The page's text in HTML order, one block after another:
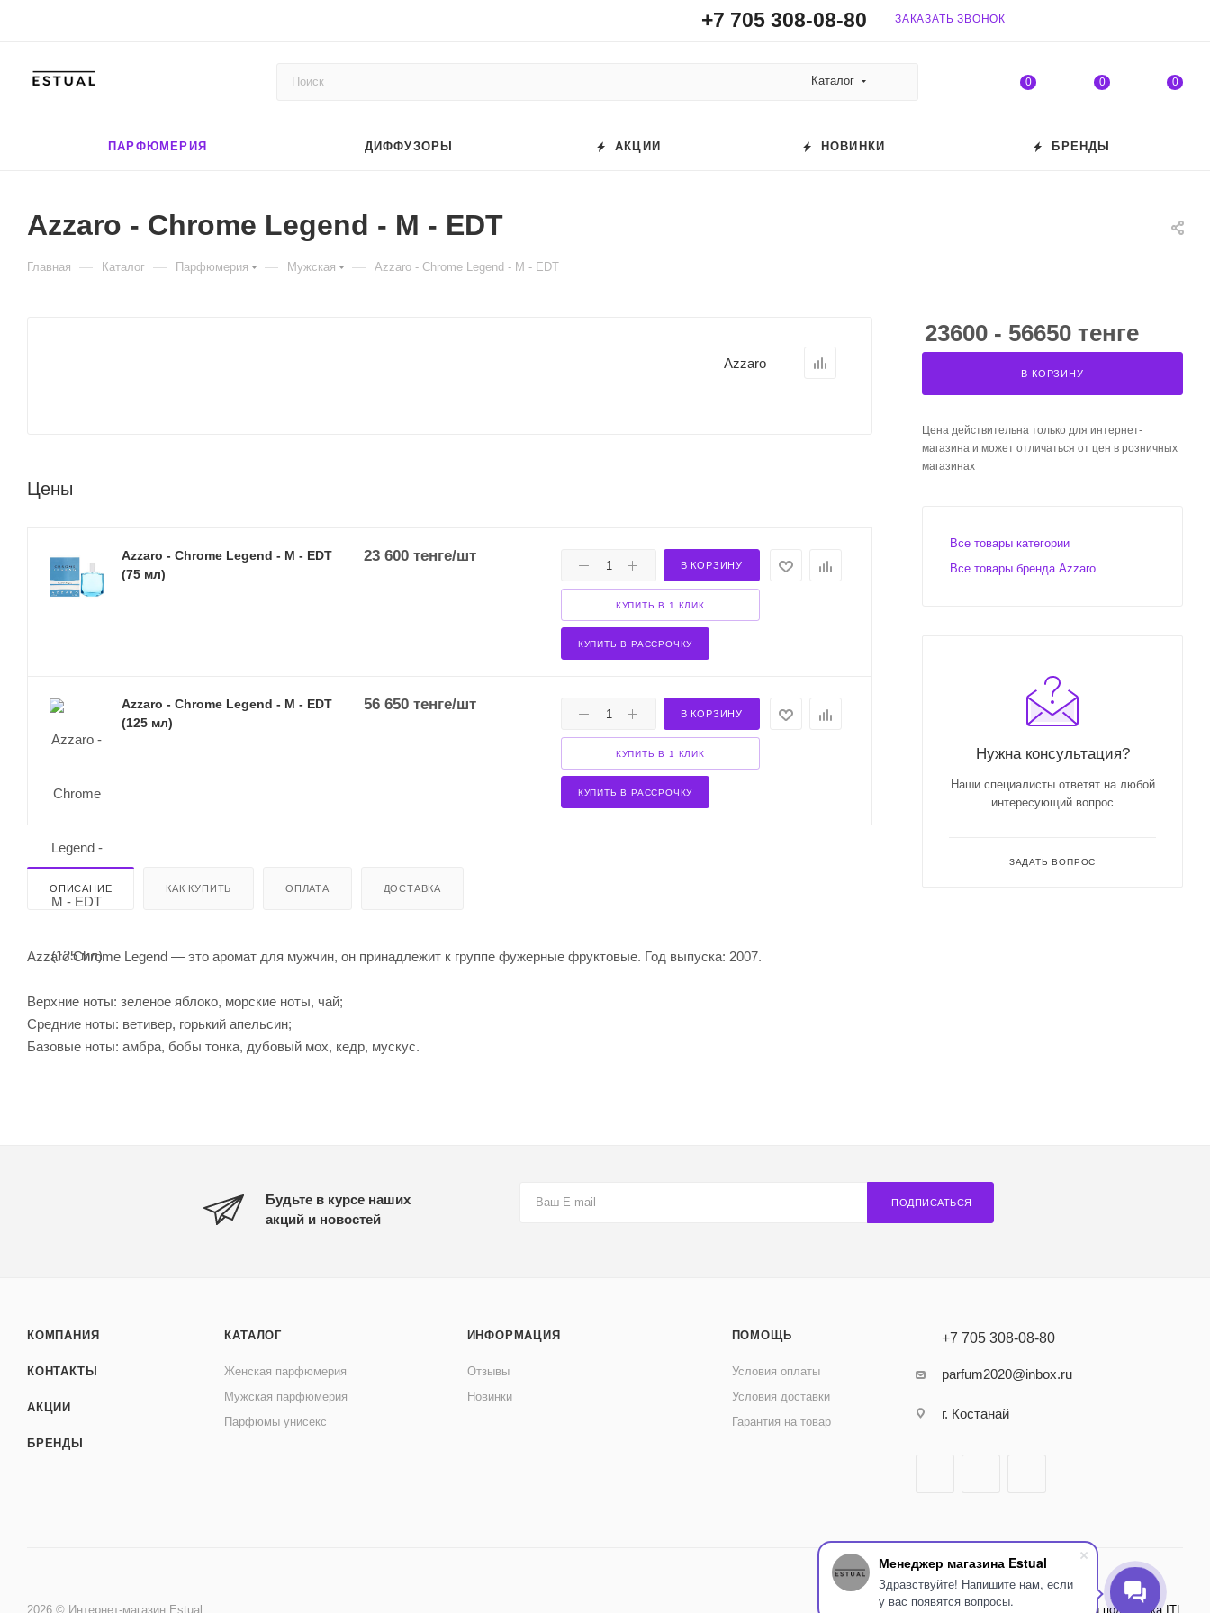
Менеджер магазина Estual
Здравствуйте! Напишите нам, если
у вас появятся вопросы.
+7 705 308-08-80 ЗАКАЗАТЬ ЗВОНОК
Каталог 0 0 0
ПАРФЮМЕРИЯ ДИФФУЗОРЫ АКЦИИ НОВИНКИ БРЕНДЫ
Azzaro - Chrome Legend - M - EDT
Главная — Каталог — Парфюмерия — Мужская — Azzaro - Chrome Legend - M - EDT
Azzaro
Цены
Azzaro - Chrome Legend - M - EDT
(75 мл)
23 600тенге/шт
В КОРЗИНУ
КУПИТЬ В 1 КЛИК
КУПИТЬ В РАССРОЧКУ
Azzaro - Chrome Legend - M - EDT
(125 мл)
56 650тенге/шт
В КОРЗИНУ
КУПИТЬ В 1 КЛИК
КУПИТЬ В РАССРОЧКУ
ОПИСАНИЕ КАК КУПИТЬ ОПЛАТА ДОСТАВКА
Azzaro Chrome Legend — это аромат для мужчин, он принадлежит к группе фужерные фруктовые. Год выпуска: 2007.
Верхние ноты: зеленое яблоко, морские ноты, чай;
Средние ноты: ветивер, горький апельсин;
Базовые ноты: амбра, бобы тонка, дубовый мох, кедр, мускус.
23600 - 56650 тенге
В КОРЗИНУ
Цена действительна только для интернет-
магазина и может отличаться от цен в розничных
магазинах
Все товары категории
Все товары бренда Azzaro
Нужна консультация?
Наши специалисты ответят на любой
интересующий вопрос
ЗАДАТЬ ВОПРОС
Будьте в курсе наших
акций и новостей
ПОДПИСАТЬСЯ
КОМПАНИЯ
КОНТАКТЫ
АКЦИИ
БРЕНДЫ
КАТАЛОГ
Женская парфюмерия
Мужская парфюмерия
Парфюмы унисекс
ИНФОРМАЦИЯ
Отзывы
Новинки
ПОМОЩЬ
Условия оплаты
Условия доставки
Гарантия на товар
+7 705 308-08-80
parfum2020@inbox.ru
г. Костанай
2026 © Интернет-магазин Estual Внедрение и поддержка ITL